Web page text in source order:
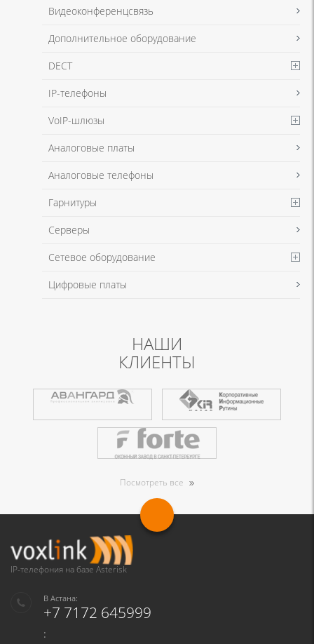
Я даю согласие на обработку моих персональных данных для
связи в соответствии сПолитикой в отношении обработки
Я даю согласие на обработку моих персональных данных для
связи в соответствии с
Видеоконференцсвязь
Дополнительное оборудование
DECT
IP-телефоны
VoIP-шлюзы
Аналоговые платы
Аналоговые телефоны
Гарнитуры
Серверы
Сетевое оборудование
Цифровые платы
НАШИ
КЛИЕНТЫ
Посмотреть все
IP-телефония на базе Asterisk
В Астана:
+7 7172 645999
: